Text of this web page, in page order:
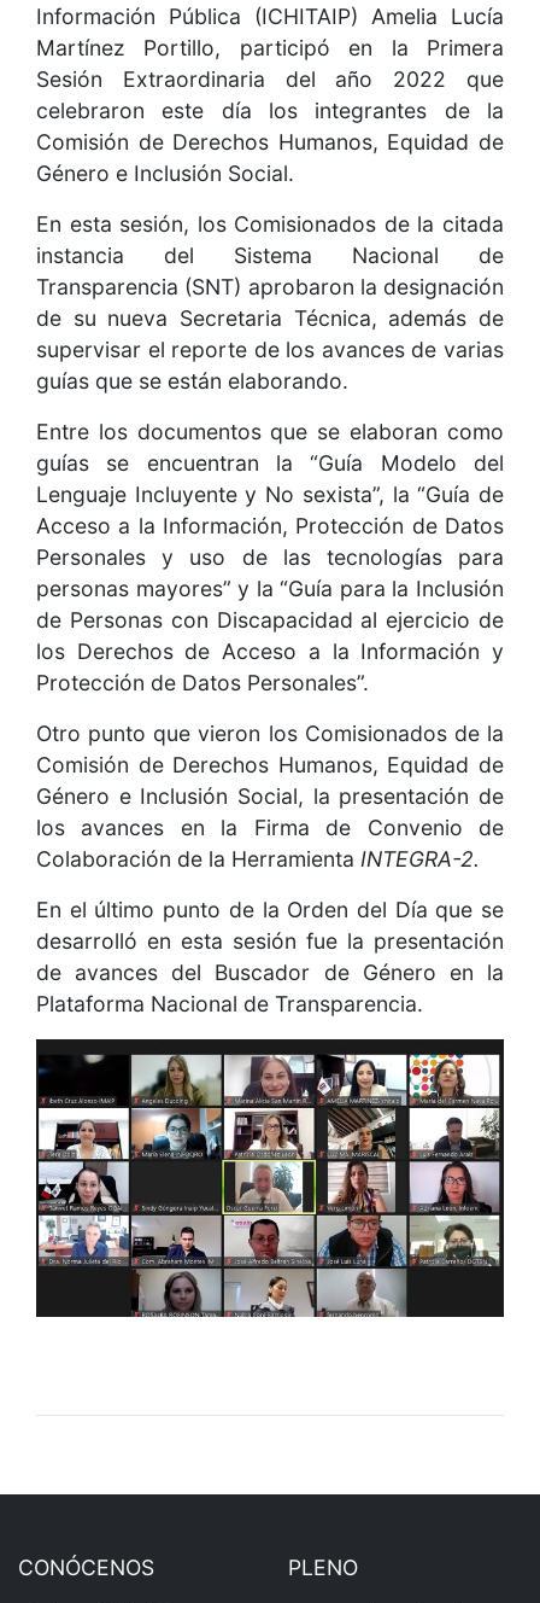
Información Pública (ICHITAIP) Amelia Lucía
Martínez Portillo, participó en la Primera
Sesión Extraordinaria del año 2022 que
celebraron este día los integrantes de la
Comisión de Derechos Humanos, Equidad de
Género e Inclusión Social.
En esta sesión, los Comisionados de la citada
instancia del Sistema Nacional de
Transparencia (SNT) aprobaron la designación
de su nueva Secretaria Técnica, además de
supervisar el reporte de los avances de varias
guías que se están elaborando.
Entre los documentos que se elaboran como
guías se encuentran la “Guía Modelo del
Lenguaje Incluyente y No sexista”, la “Guía de
Acceso a la Información, Protección de Datos
Personales y uso de las tecnologías para
personas mayores” y la “Guía para la Inclusión
de Personas con Discapacidad al ejercicio de
los Derechos de Acceso a la Información y
Protección de Datos Personales”.
Otro punto que vieron los Comisionados de la
Comisión de Derechos Humanos, Equidad de
Género e Inclusión Social, la presentación de
los avances en la Firma de Convenio de
Colaboración de la Herramienta INTEGRA-2.
En el último punto de la Orden del Día que se
desarrolló en esta sesión fue la presentación
de avances del Buscador de Género en la
Plataforma Nacional de Transparencia.
CONÓCENOS PLENO